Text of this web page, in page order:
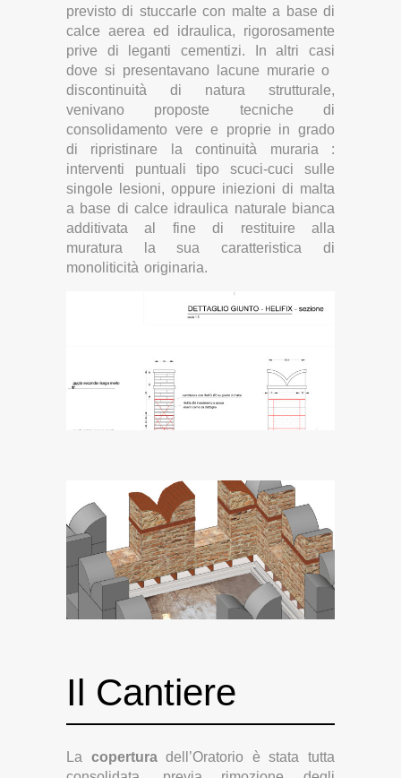
previsto di stuccarle con malte a base di
calce aerea ed idraulica, rigorosamente
prive di leganti cementizi. In altri casi
dove si presentavano lacune murarie o
discontinuità di natura strutturale,
venivano proposte tecniche di
consolidamento vere e proprie in grado
di ripristinare la continuità muraria :
interventi puntuali tipo scuci-cuci sulle
singole lesioni, oppure iniezioni di malta
a base di calce idraulica naturale bianca
additivata al fine di restituire alla
muratura la sua caratteristica di
monoliticità originaria.
Il Cantiere
La coperturadell’Oratorio è stata tutta